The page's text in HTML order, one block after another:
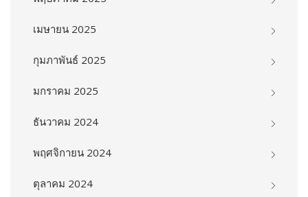
เมษายน 2025
กุมภาพันธ์ 2025
มกราคม 2025
ธันวาคม 2024
พฤศจิกายน 2024
ตุลาคม 2024